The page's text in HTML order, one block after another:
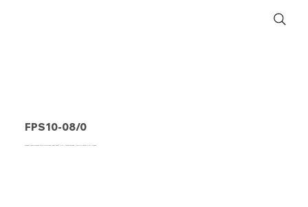
FPS10-08/0
Bande transporteuse type FPS10-08/0 Fabplast® (PE), transparente, tissu polyester filé 1 couche